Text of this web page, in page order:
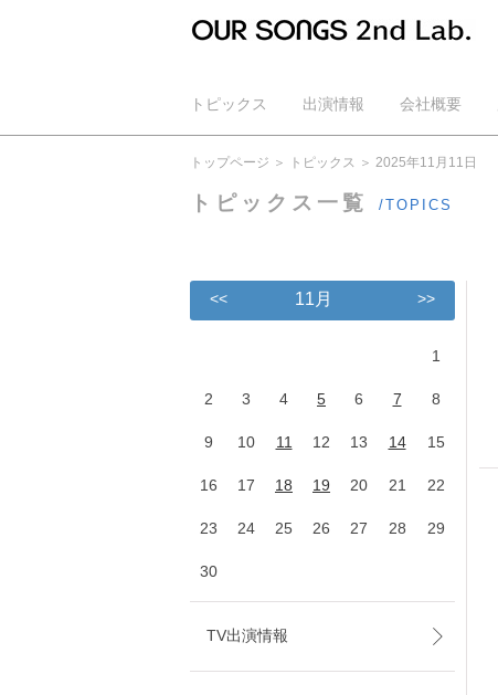
トピックス 出演情報 会社概要
公式YouTube
トップページ トピックス 2025年11月11日
トピックス一覧 /TOPICS
<< 11月 >>
1
2 3 4 5 6 7 8
9 10 11 12 13 14 15
16 17 18 19 20 21 22
23 24 25 26 27 28 29
30
TV出演情報